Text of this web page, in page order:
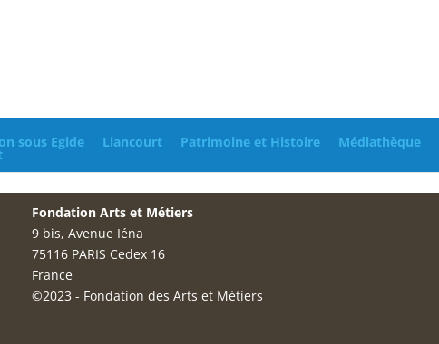
sous Egide Liancourt Patrimoine et Histoire Médiathèque
Fondation Arts et Métiers
9 bis, Avenue Iéna
75116 PARIS Cedex 16
France
©2023 - Fondation des Arts et Métiers